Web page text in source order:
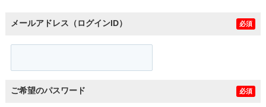
メールアドレス（ログインID） 必須
ご希望のパスワード 必須